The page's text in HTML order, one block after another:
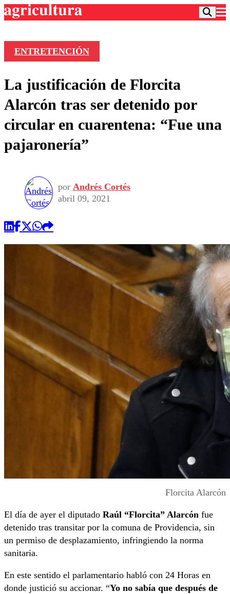
Frecuencias
Agricultura TV
Deportes
Colo Colo
Motor
Torneo Internacional
Torneo Nacional
Entretención
Noticias
Internacional
Nacional
Vida Social
Programas
Comercial
ENTRETENCIÓN
La justificación de Florcita
Alarcón tras ser detenido por
circular en cuarentena: “Fue una
pajaronería”
por Andrés Cortés
abril 09, 2021
Florcita Alarcón
El día de ayer el diputado Raúl “Florcita” Alarcón fue
detenido tras transitar por la comuna de Providencia, sin
un permiso de desplazamiento, infringiendo la norma
sanitaria.
En este sentido el parlamentario habló con 24 Horas en
donde justició su accionar. “Yo no sabía que después de